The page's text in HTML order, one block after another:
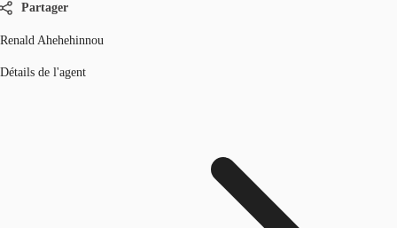
Partager
Renald Ahehehinnou
Détails de l'agent